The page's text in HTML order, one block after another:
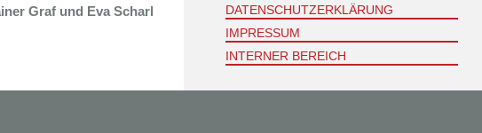
Graf und Eva Scharl
DATENSCHUTZERKLÄRUNG
IMPRESSUM
INTERNER BEREICH